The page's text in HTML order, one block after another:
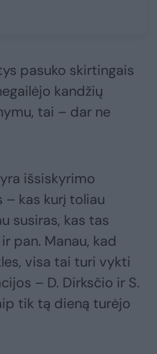
pasuko skirtingais
kandžių
tai – dar ne
išsiskyrimo
– kas kurį toliau
susiras, kas tas
pan. Manau, kad
visa tai turi vykti
– D. Dirksčio ir S.
tik tą dieną turėjo